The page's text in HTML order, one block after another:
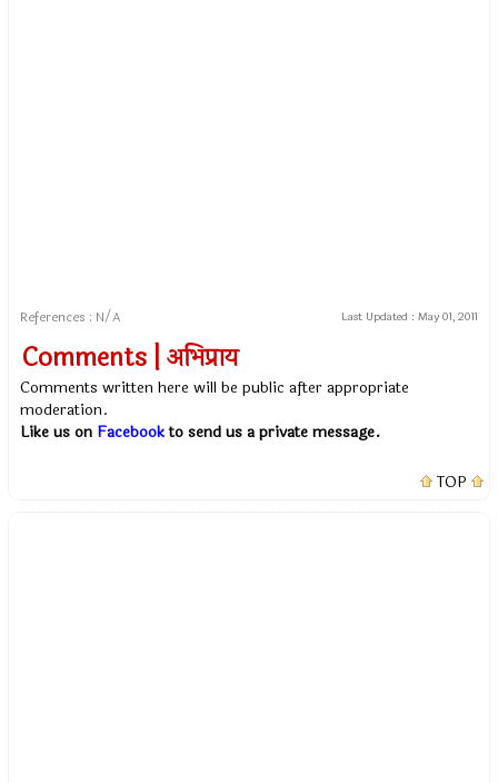
References : N/A Last Updated : May 01, 2011
Comments | अभिप्राय
Comments written here will be public after appropriate
moderation.
Like us on Facebookto send us a private message.
TOP